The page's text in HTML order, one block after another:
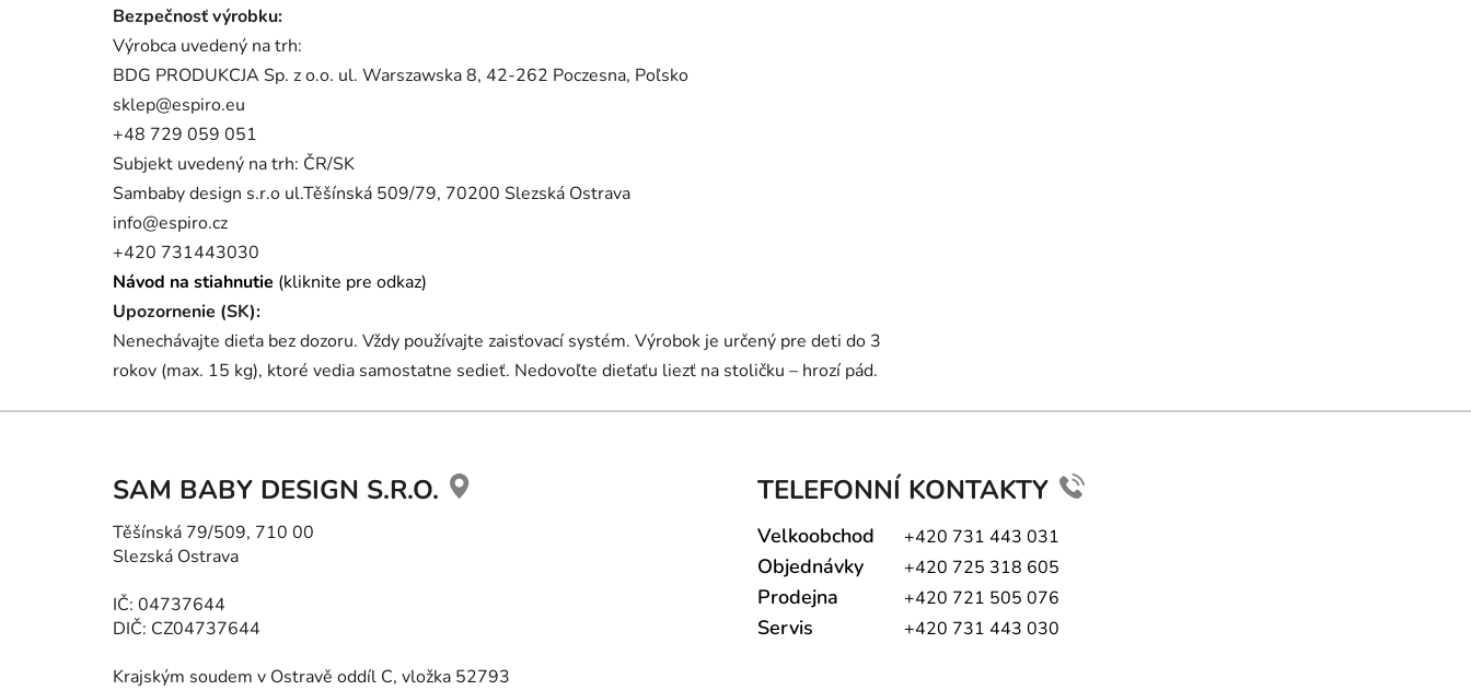
Bezpečnosť výrobku:
Výrobca uvedený na trh:
BDG PRODUKCJA Sp. z o.o. ul. Warszawska 8, 42-262 Poczesna, Poľsko
sklep@espiro.eu
+48 729 059 051
Subjekt uvedený na trh: ČR/SK
Sambaby design s.r.o ul.Těšínská 509/79, 70200 Slezská Ostrava
info@espiro.cz
+420 731443030
Návod na stiahnutie (kliknite pre odkaz)
Upozornenie (SK):
Nenechávajte dieťa bez dozoru. Vždy používajte zaisťovací systém. Výrobok je určený pre deti do 3
rokov (max. 15 kg), ktoré vedia samostatne sedieť. Nedovoľte dieťaťu liezť na stoličku – hrozí pád.
SAM BABY DESIGN S.R.O.
Těšínská 79/509, 710 00
Slezská Ostrava
IČ: 04737644
DIČ: CZ04737644
Krajským soudem v Ostravě oddíl C, vložka 52793
TELEFONNÍ KONTAKTY
Velkoobchod +420 731 443 031
Objednávky +420 725 318 605
Prodejna +420 721 505 076
Servis +420 731 443 030